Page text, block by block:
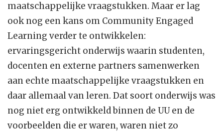
maatschappelijke vraagstukken. Maar er lag
ook nog een kans om Community Engaged
Learning verder te ontwikkelen:
ervaringsgericht onderwijs waarin studenten,
docenten en externe partners samenwerken
aan echte maatschappelijke vraagstukken en
daar allemaal van leren. Dat soort onderwijs was
nog niet erg ontwikkeld binnen de UU en de
voorbeelden die er waren, waren niet zo